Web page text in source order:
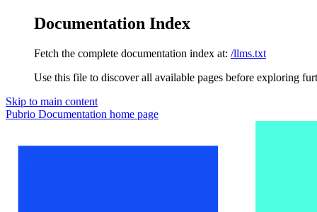
Documentation Index
Fetch the complete documentation index at: /llms.txt
Use this file to discover all available pages before exploring
Skip to main content
Pubrio Documentation home page